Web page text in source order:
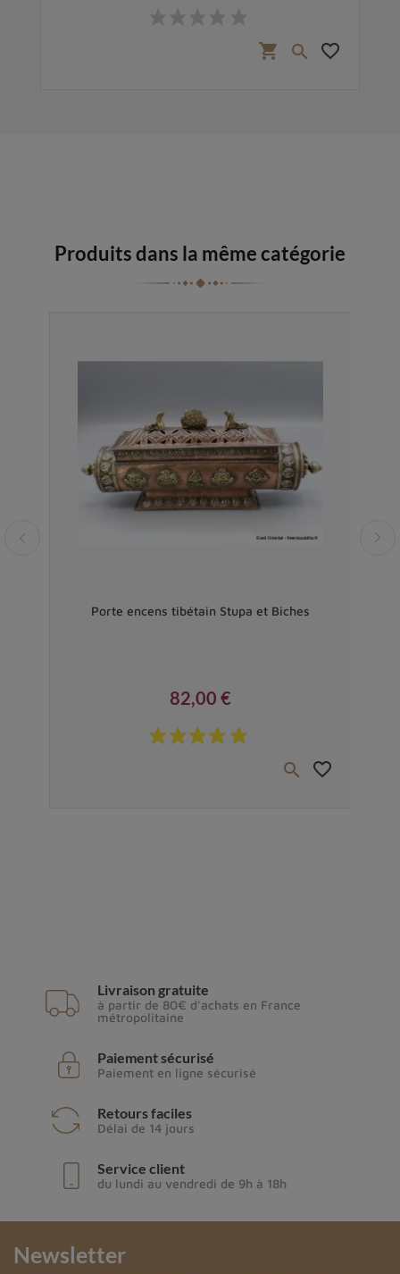
shopping_cart  favorite_border
Produits dans la même catégorie
Porte encens tibétain Stupa et Biches
Prix
82,00 €
 favorite_border
Livraison gratuite
à partir de 80€ d'achats en France
métropolitaine
Paiement sécurisé
Paiement en ligne sécurisé
Retours faciles
Délai de 14 jours
Service client
du lundi au vendredi de 9h à 18h
Newsletter